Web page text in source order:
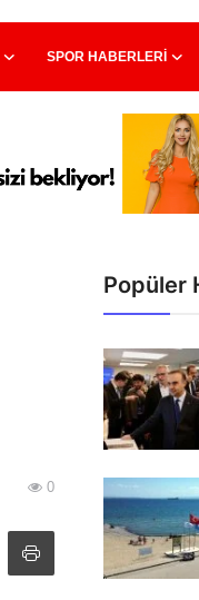
SPOR HABERLERI
0
Popüler